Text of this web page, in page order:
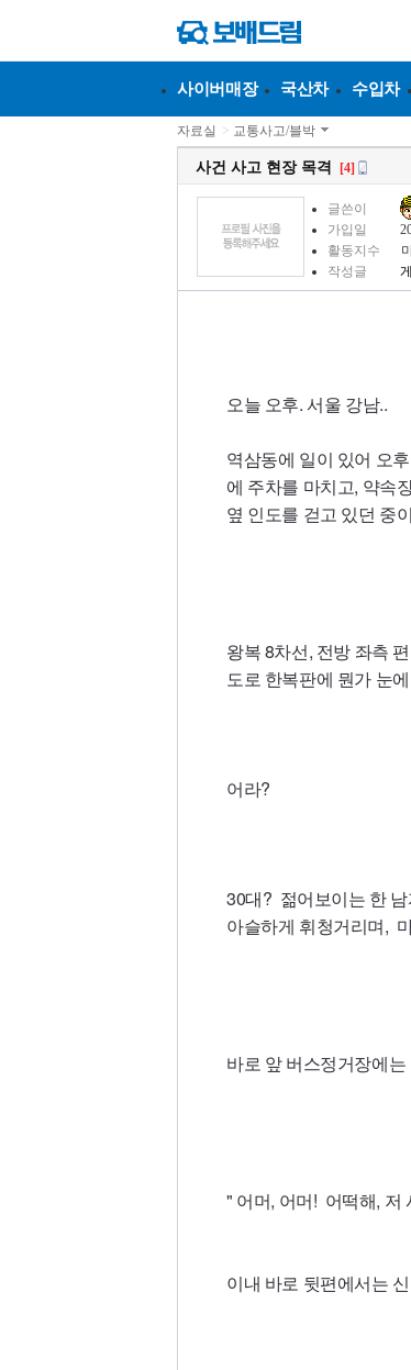
사이버매장 국산차 수입차
자료실 > 교통사고/블박
사건 사고 현장 목격 [4]
글쓴이
가입일
활동지수
작성글
오늘 오후. 서울 강남..
역삼동에 일이 있어 오
에 주차를 마치고, 약속
옆 인도를 걷고 있던 중
왕복 8차선, 전방 좌측
도로 한복판에 뭔가 눈
어라?
30대? 젊어보이는 한
아슬하게 휘청거리며,
바로 앞 버스정거장에
" 어머, 어머! 어떡해, 저
이내 바로 뒷편에서는